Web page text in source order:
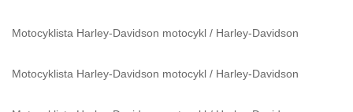
Motocyklista Harley-Davidson motocykl / Harley-Davidson
Motocyklista Harley-Davidson motocykl / Harley-Davidson